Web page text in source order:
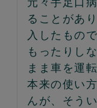
ることがあ
入したもの
もったりし
まま車を運
本来の使い
んが、そう